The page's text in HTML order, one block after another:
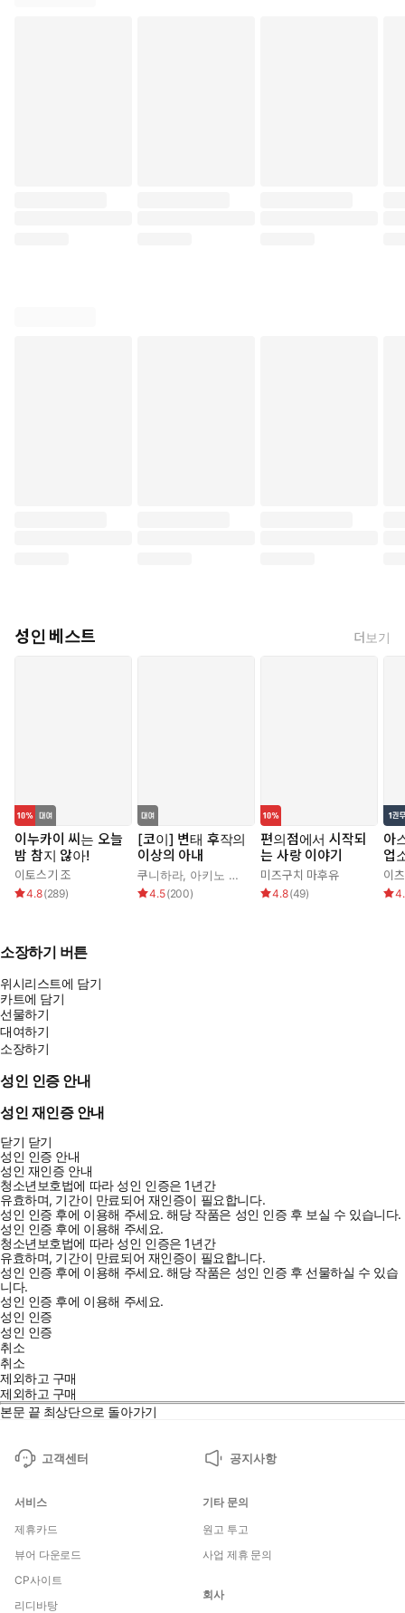
성인 베스트 더보기
이누카이 씨는 오늘
밤 참지 않아!
이토스기 조
4.8(289)
[코이] 변태 후작의
이상의 아내
쿠니하라, 아키노 신쥬 가무
4.5(200)
편의점에서 시작되
는 사랑 이야기
미즈구치 마후유
4.8(49)
아
업
니
이
소장하기 버튼
위시리스트에 담기
카트에 담기
선물하기
대여하기
소장하기
성인 인증 안내
성인 재인증 안내
닫기 닫기
성인 인증 안내
성인 재인증 안내
청소년보호법에 따라 성인 인증은 1년간
유효하며, 기간이 만료되어 재인증이 필요합니다.
성인 인증 후에 이용해 주세요.해당 작품은 성인 인증 후 보실 수 있습니다.
성인 인증 후에 이용해 주세요.
청소년보호법에 따라 성인 인증은 1년간
유효하며, 기간이 만료되어 재인증이 필요합니다.
성인 인증 후에 이용해 주세요.해당 작품은 성인 인증 후 선물하실 수 있습
니다.
성인 인증 후에 이용해 주세요.
성인 인증
성인 인증
취소
취소
제외하고 구매
제외하고 구매
본문 끝 최상단으로 돌아가기
고객센터 공지사항
서비스
제휴카드
뷰어 다운로드
CP사이트
리디바탕
기타 문의
원고 투고
사업 제휴 문의
회사